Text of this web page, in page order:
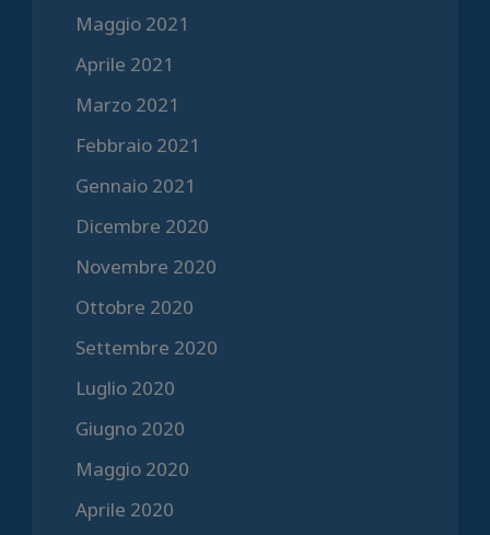
Maggio 2021
Aprile 2021
Marzo 2021
Febbraio 2021
Gennaio 2021
Dicembre 2020
Novembre 2020
Ottobre 2020
Settembre 2020
Luglio 2020
Giugno 2020
Maggio 2020
Aprile 2020